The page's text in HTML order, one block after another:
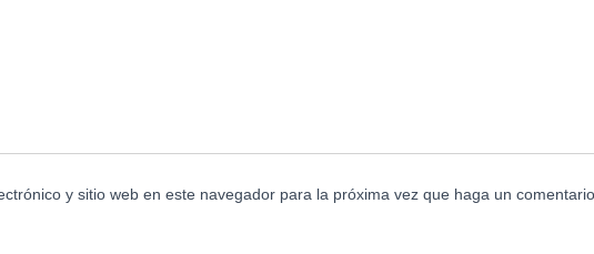
y sitio web en este navegador para la próxima vez que haga un